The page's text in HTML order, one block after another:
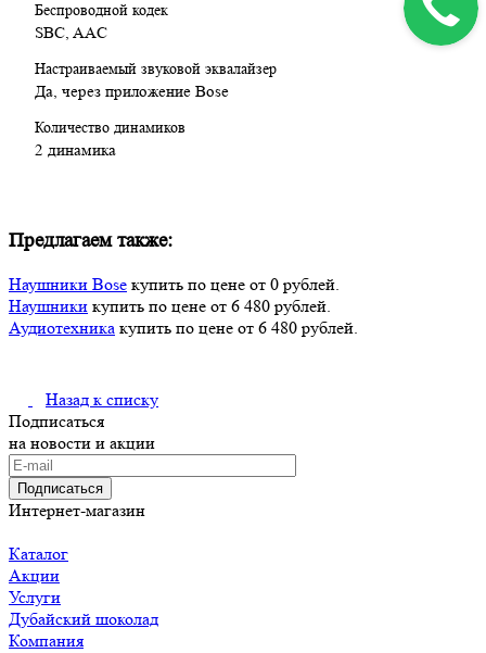
Беспроводной кодек
SBC, AAC
Настраиваемый звуковой эквалайзер
Да, через приложение Bose
Количество динамиков
2 динамика
Предлагаем также:
Наушники Bose купить по цене от 0 рублей.
Наушники купить по цене от 6 480 рублей.
Аудиотехника купить по цене от 6 480 рублей.
Назад к списку
Подписаться
на новости и акции
Подписаться
Интернет-магазин
Каталог
Акции
Услуги
Дубайский шоколад
Компания